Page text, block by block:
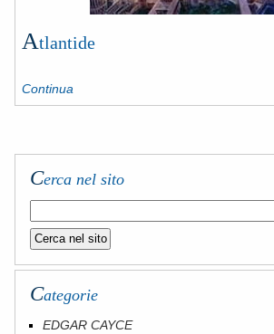
Atlantide
Continua
Cerca nel sito
Categorie
EDGAR CAYCE